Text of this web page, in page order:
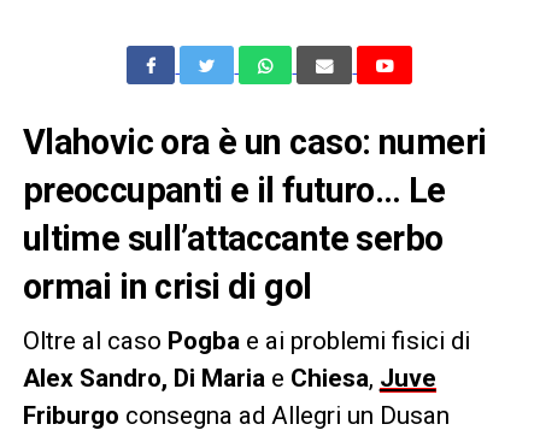
Vlahovic ora è un caso: numeri
preoccupanti e il futuro… Le
ultime sull’attaccante serbo
ormai in crisi di gol
Oltre al caso Pogba e ai problemi fisici di
Alex Sandro, Di Maria e Chiesa, Juve
Friburgo consegna ad Allegri un Dusan